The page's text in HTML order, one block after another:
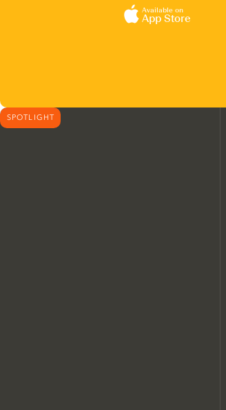
Available on
App Store
SPOTLIGHT